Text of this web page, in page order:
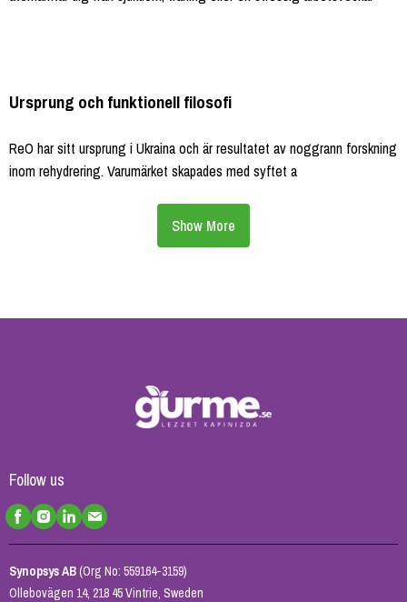
Ursprung och funktionell filosofi
ReO har sitt ursprung i Ukraina och är resultatet av noggrann forskning
inom rehydrering. Varumärket skapades med syftet a
Show More
Follow us
Synopsys AB(Org No: 559164-3159)
Ollebovägen 14, 218 45 Vintrie, Sweden